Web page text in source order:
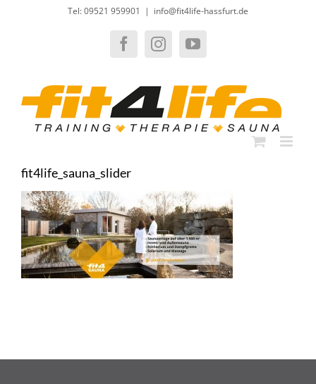
Tel: 09521 959901 | info@fit4life-hassfurt.de
FacebookInstagramYouTube
fit4life_sauna_slider